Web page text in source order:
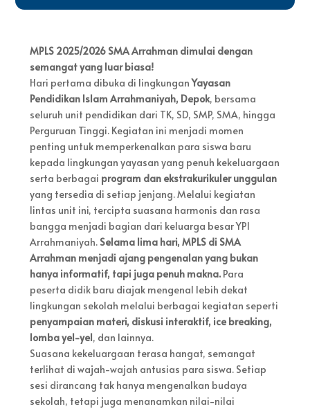
MPLS 2025/2026 SMA Arrahman dimulai dengan
semangat yang luar biasa!
Hari pertama dibuka di lingkunganYayasan
Pendidikan Islam Arrahmaniyah, Depok, bersama
seluruh unit pendidikan dari TK, SD, SMP, SMA, hingga
Perguruan Tinggi. Kegiatan ini menjadi momen
penting untuk memperkenalkan para siswa baru
kepada lingkungan yayasan yang penuh kekeluargaan
serta berbagai program dan ekstrakurikuler unggulan
yang tersedia di setiap jenjang. Melalui kegiatan
lintas unit ini, tercipta suasana harmonis dan rasa
bangga menjadi bagian dari keluarga besar YPI
Arrahmaniyah. Selama lima hari, MPLS di SMA
Arrahman menjadi ajang pengenalan yang bukan
hanya informatif, tapi juga penuh makna.Para
peserta didik baru diajak mengenal lebih dekat
lingkungan sekolah melalui berbagai kegiatan seperti
penyampaian materi, diskusi interaktif, ice breaking,
lomba yel-yel, dan lainnya.
Suasana kekeluargaan terasa hangat, semangat
terlihat di wajah-wajah antusias para siswa. Setiap
sesi dirancang tak hanya mengenalkan budaya
sekolah, tetapi juga menanamkan nilai-nilai